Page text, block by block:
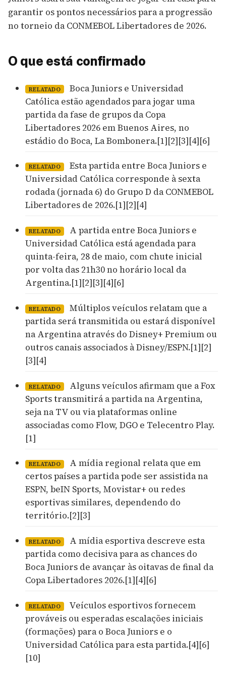
garantir os pontos necessários para a progressão
no torneio da CONMEBOL Libertadores de 2026.
O que está confirmado
RELATADO
Boca Juniors e Universidad
Católica estão agendados para jogar uma
partida da fase de grupos da Copa
Libertadores 2026 em Buenos Aires, no
estádio do Boca, La Bombonera.[1][2][3][4][6]
RELATADO
Esta partida entre Boca Juniors e
Universidad Católica corresponde à sexta
rodada (jornada 6) do Grupo D da CONMEBOL
Libertadores de 2026.[1][2][4]
RELATADO
A partida entre Boca Juniors e
Universidad Católica está agendada para
quinta-feira, 28 de maio, com chute inicial
por volta das 21h30 no horário local da
Argentina.[1][2][3][4][6]
RELATADO
Múltiplos veículos relatam que a
partida será transmitida ou estará disponível
na Argentina através do Disney+ Premium ou
outros canais associados à Disney/ESPN.[1][2]
[3][4]
RELATADO
Alguns veículos afirmam que a Fox
Sports transmitirá a partida na Argentina,
seja na TV ou via plataformas online
associadas como Flow, DGO e Telecentro Play.
[1]
RELATADO
A mídia regional relata que em
certos países a partida pode ser assistida na
ESPN, beIN Sports, Movistar+ ou redes
esportivas similares, dependendo do
território.[2][3]
RELATADO
A mídia esportiva descreve esta
partida como decisiva para as chances do
Boca Juniors de avançar às oitavas de final da
Copa Libertadores 2026.[1][4][6]
RELATADO
Veículos esportivos fornecem
prováveis ou esperadas escalações iniciais
(formações) para o Boca Juniors e o
Universidad Católica para esta partida.[4][6]
[10]